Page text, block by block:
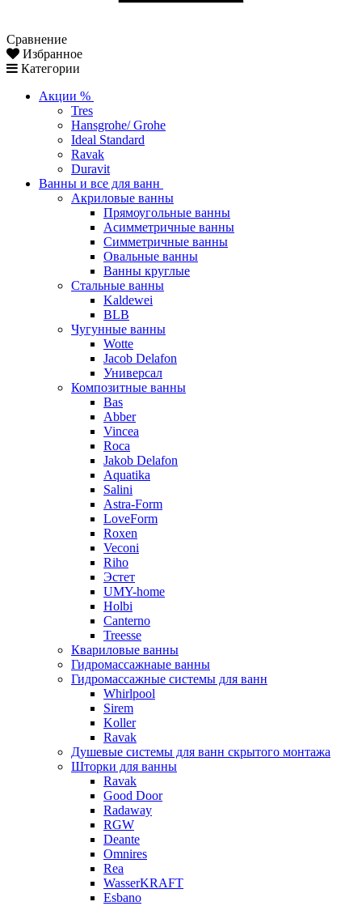
Сравнение
Избранное
Категории
Акции %
Tres
Hansgrohe/ Grohe
Ideal Standard
Ravak
Duravit
Ванны и все для ванн
Акриловые ванны
Прямоугольные ванны
Асимметричные ванны
Симметричные ванны
Овальные ванны
Ванны круглые
Стальные ванны
Kaldewei
BLB
Чугунные ванны
Wotte
Jacob Delafon
Универсал
Композитные ванны
Bas
Abber
Vincea
Roca
Jakob Delafon
Aquatika
Salini
Astra-Form
LoveForm
Roxen
Veconi
Riho
Эстет
UMY-home
Holbi
Canterno
Treesse
Квариловые ванны
Гидромассажнаые ванны
Гидромассажные системы для ванн
Whirlpool
Sirem
Koller
Ravak
Душевые системы для ванн скрытого монтажа
Шторки для ванны
Ravak
Good Door
Radaway
RGW
Deante
Omnires
Rea
WasserKRAFT
Esbano